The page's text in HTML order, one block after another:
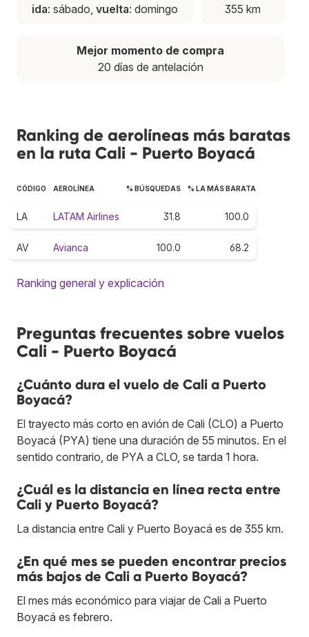
ida: sábado, vuelta: domingo
355 km
Mejor momento de compra
20 días de antelación
Ranking de aerolíneas más baratas
en la ruta Cali - Puerto Boyacá
CÓDIGO AEROLÍNEA % BÚSQUEDAS % LA MÁS BARATA
LA LATAM Airlines 31.8 100.0
AV Avianca 100.0 68.2
Ranking general y explicación
Preguntas frecuentes sobre vuelos
Cali - Puerto Boyacá
¿Cuánto dura el vuelo de Cali a Puerto
Boyacá?
El trayecto más corto en avión de Cali (CLO) a Puerto
Boyacá (PYA) tiene una duración de 55 minutos. En el
sentido contrario, de PYA a CLO, se tarda 1 hora.
¿Cuál es la distancia en línea recta entre
Cali y Puerto Boyacá?
La distancia entre Cali y Puerto Boyacá es de 355 km.
¿En qué mes se pueden encontrar precios
más bajos de Cali a Puerto Boyacá?
El mes más económico para viajar de Cali a Puerto
Boyacá es febrero.